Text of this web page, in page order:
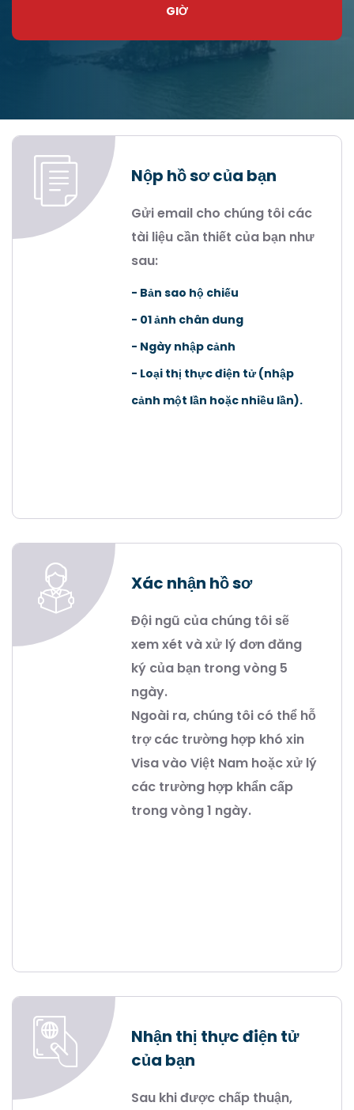
GIỜ
Nộp hồ sơ của bạn
Gửi email cho chúng tôi các
tài liệu cần thiết của bạn như
sau:
- Bản sao hộ chiếu
- 01 ảnh chân dung
- Ngày nhập cảnh
- Loại thị thực điện tử (nhập
cảnh một lần hoặc nhiều lần).
Xác nhận hồ sơ
Đội ngũ của chúng tôi sẽ
xem xét và xử lý đơn đăng
ký của bạn trong vòng 5
ngày.
Ngoài ra, chúng tôi có thể hỗ
trợ các trường hợp khó xin
Visa vào Việt Nam hoặc xử lý
các trường hợp khẩn cấp
trong vòng 1 ngày.
Nhận thị thực điện tử
của bạn
Sau khi được chấp thuận,